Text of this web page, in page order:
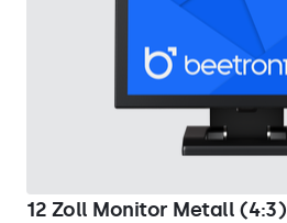
12 Zoll Monitor Metall (4:3)